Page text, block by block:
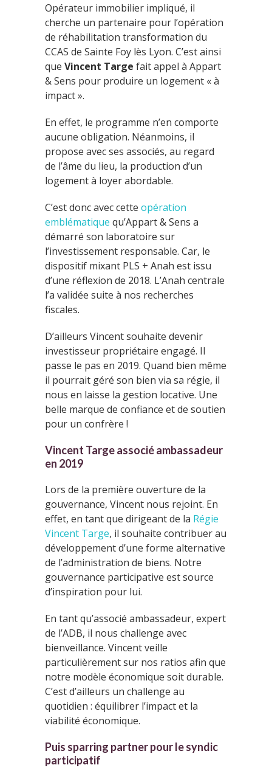
Opérateur immobilier impliqué, il
cherche un partenaire pour l’opération
de réhabilitation transformation du
CCAS de Sainte Foy lès Lyon. C’est ainsi
que Vincent Targe fait appel à Appart
& Sens pour produire un logement « à
impact ».
En effet, le programme n’en comporte
aucune obligation. Néanmoins, il
propose avec ses associés, au regard
de l’âme du lieu, la production d’un
logement à loyer abordable.
C’est donc avec cette opération
emblématique qu’Appart & Sens a
démarré son laboratoire sur
l’investissement responsable. Car, le
dispositif mixant PLS + Anah est issu
d’une réflexion de 2018. L’Anah centrale
l’a validée suite à nos recherches
fiscales.
D’ailleurs Vincent souhaite devenir
investisseur propriétaire engagé. Il
passe le pas en 2019. Quand bien même
il pourrait géré son bien via sa régie, il
nous en laisse la gestion locative. Une
belle marque de confiance et de soutien
pour un confrère !
Vincent Targe associé ambassadeur
en 2019
Lors de la première ouverture de la
gouvernance, Vincent nous rejoint. En
effet, en tant que dirigeant de la Régie
Vincent Targe, il souhaite contribuer au
développement d’une forme alternative
de l’administration de biens. Notre
gouvernance participative est source
d’inspiration pour lui.
En tant qu’associé ambassadeur, expert
de l’ADB, il nous challenge avec
bienveillance. Vincent veille
particulièrement sur nos ratios afin que
notre modèle économique soit durable.
C’est d’ailleurs un challenge au
quotidien : équilibrer l’impact et la
viabilité économique.
Puis sparring partner pour le syndic
participatif